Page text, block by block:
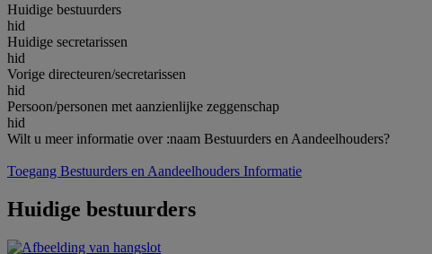
Huidige bestuurders
hid
Huidige secretarissen
hid
Vorige directeuren/secretarissen
hid
Persoon/personen met aanzienlijke zeggenschap
hid
Wilt u meer informatie over :naam Bestuurders en Aandeelhouders?
Toegang Bestuurders en Aandeelhouders Informatie
Huidige bestuurders